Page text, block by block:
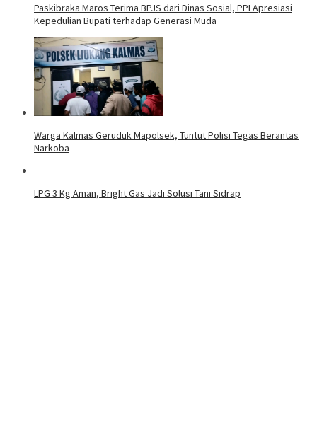
Paskibraka Maros Terima BPJS dari Dinas Sosial, PPI Apresiasi
Kepedulian Bupati terhadap Generasi Muda
Warga Kalmas Geruduk Mapolsek, Tuntut Polisi Tegas Berantas
Narkoba
LPG 3 Kg Aman, Bright Gas Jadi Solusi Tani Sidrap